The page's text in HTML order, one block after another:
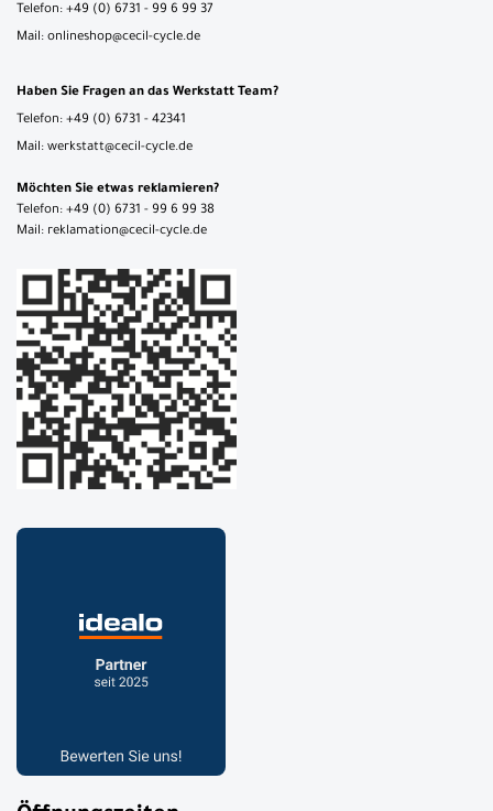
Telefon: +49 (0) 6731 - 99 6 99 37
Mail: onlineshop@cecil-cycle.de
Haben Sie Fragen an das Werkstatt Team?
Telefon: +49 (0) 6731 - 42341
Mail: werkstatt@cecil-cycle.de
Möchten Sie etwas reklamieren?
Telefon: +49 (0) 6731 - 99 6 99 38
Mail: reklamation@cecil-cycle.de